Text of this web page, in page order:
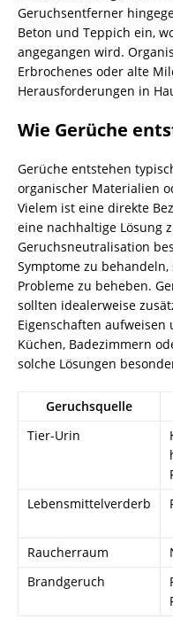
Geruchsentferner
Beton und Teppich ein,
angegangen wird.
Erbrochenes oder alte
Herausforderungen in
Wie Gerüche
Gerüche entstehen
organischer Materialien
Vielem ist eine direkte
eine nachhaltige Lösung
Geruchsneutralisation
Symptome zu
Probleme zu beheben.
sollten idealerweise
Eigenschaften aufweisen
Küchen, Badezimmern
solche Lösungen
Geruchsquelle
Tier-Urin
Lebensmittelverderb
Raucherraum
Brandgeruch